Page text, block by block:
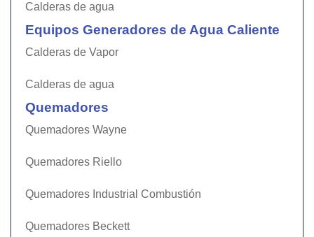
Calderas de agua
Equipos Generadores de Agua Caliente
Calderas de Vapor
Calderas de agua
Quemadores
Quemadores Wayne
Quemadores Riello
Quemadores Industrial Combustión
Quemadores Beckett